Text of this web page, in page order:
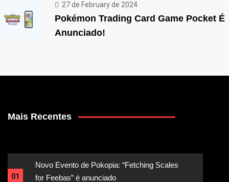
27 de February de 2024
Pokémon Trading Card Game Pocket É
Anunciado!
Mais Recentes
01
Novo Evento de Pokopia: “Fetching Scales
for Feebas” é anunciado